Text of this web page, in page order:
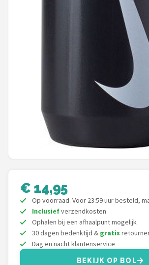
Cortina
Alle merken →
€ 14,95
Op voorraad. Voor 23:59 uur besteld,
Inclusiefverzendkosten
Ophalen bij een afhaalpunt mogelijk
30 dagen bedenktijd & gratis
Dag en nacht klantenservice
BEKIJK OP BOL